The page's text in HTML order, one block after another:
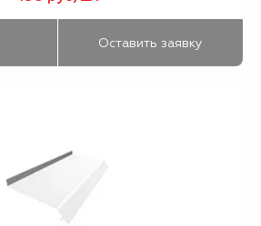
Оставить заявку